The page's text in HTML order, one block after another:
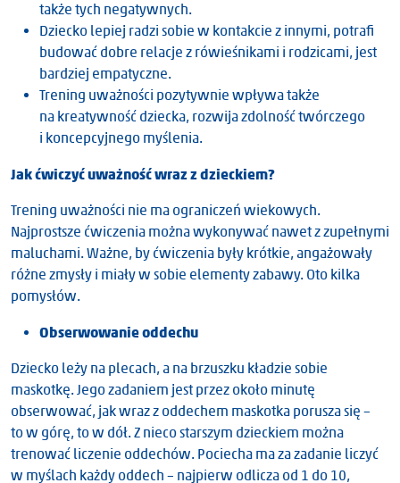
także tych negatywnych.
Dziecko lepiej radzi sobie w kontakcie z innymi, potrafi
budować dobre relacje z rówieśnikami i rodzicami, jest
bardziej empatyczne.
Trening uważności pozytywnie wpływa także
na kreatywność dziecka, rozwija zdolność twórczego
i koncepcyjnego myślenia.
Jak ćwiczyć uważność wraz z dzieckiem?
Trening uważności nie ma ograniczeń wiekowych.
Najprostsze ćwiczenia można wykonywać nawet z zupełnymi
maluchami. Ważne, by ćwiczenia były krótkie, angażowały
różne zmysły i miały w sobie elementy zabawy. Oto kilka
pomysłów.
Obserwowanie oddechu
Dziecko leży na plecach, a na brzuszku kładzie sobie
maskotkę. Jego zadaniem jest przez około minutę
obserwować, jak wraz z oddechem maskotka porusza się –
to w górę, to w dół. Z nieco starszym dzieckiem można
trenować liczenie oddechów. Pociecha ma za zadanie liczyć
w myślach każdy oddech – najpierw odlicza od 1 do 10,